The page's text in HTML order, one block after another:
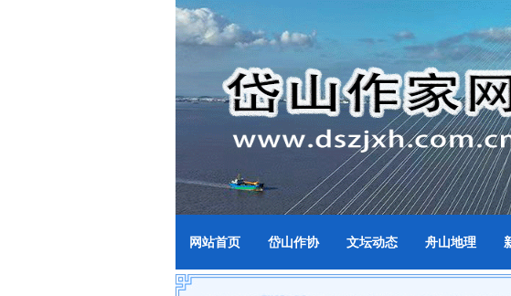
网站首页 岱山作协 文坛动态 舟山地理